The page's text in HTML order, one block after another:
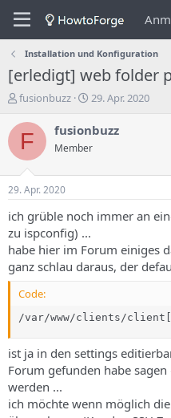
Installation und Konfiguration
[erledigt] web folder
E
s
e
e
r
e
s
T
e
m
fusionbuzz
E
s
n
d
a
m
29. Apr. 2020
F fusionbuzz
Member
29. Apr. 2020
ich grüble noch immer an
zu ispconfig) ...
habe hier im Forum einiges
ganz schlau daraus, der
Code:
/var/www/clients/
ist ja in den settings
Forum gefunden habe
werden ...
ich möchte wenn möglich